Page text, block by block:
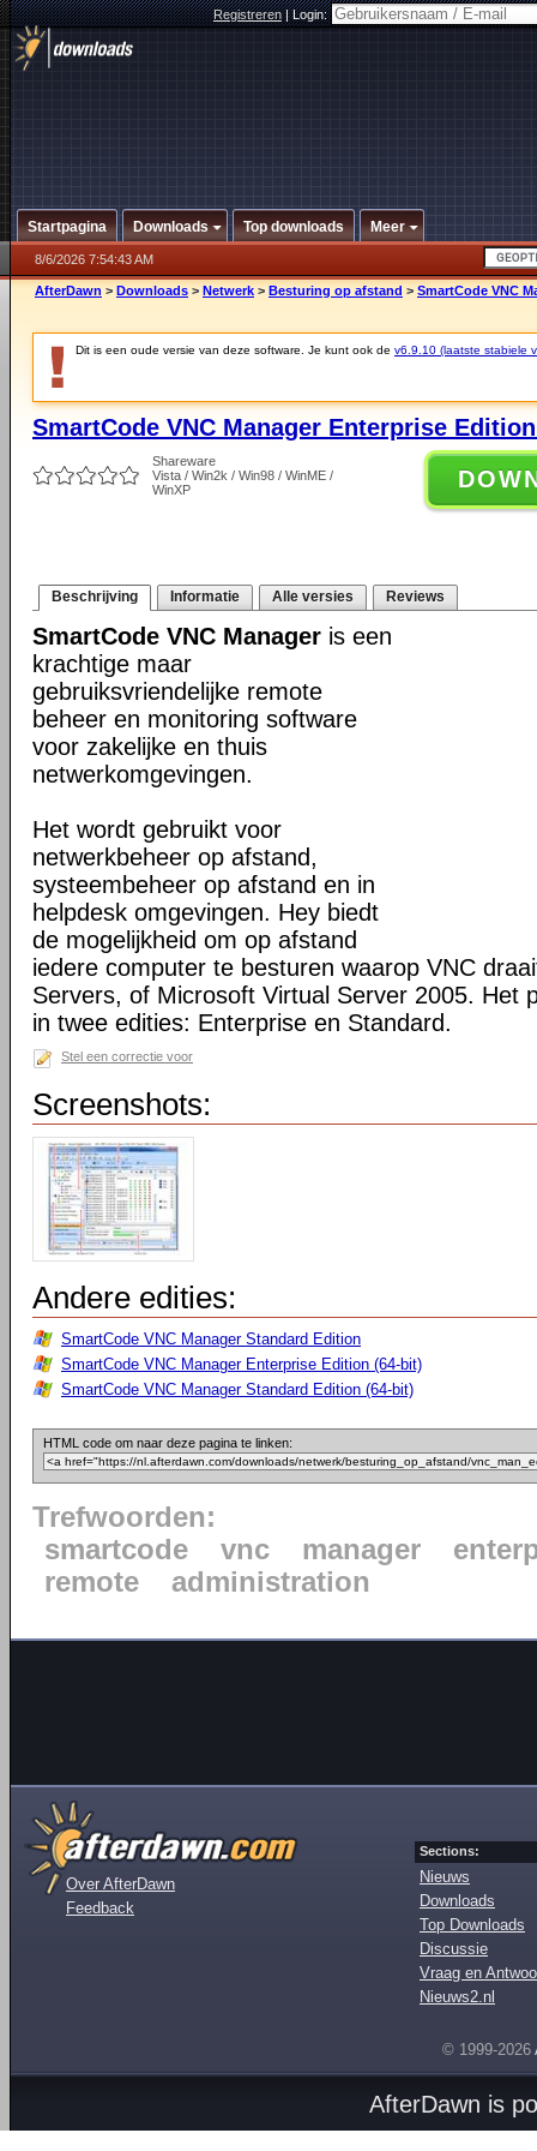
Registreren|Login:
Startpagina Downloads Top downloads Meer
8/6/2026 7:54:43 AM
AfterDawn > Downloads > Netwerk > Besturing op afstand > SmartCode VNC
Dit is een oude versie van deze software. Je kunt ook de v6.9.10 (laatste stabiele
SmartCode VNC Manager Enterprise
Shareware
Vista / Win2k / Win98 / WinME /
WinXP
Beschrijving Informatie Alle versies Reviews
SmartCode VNC Manager is een
krachtige maar
gebruiksvriendelijke remote
beheer en monitoring software
voor zakelijke en thuis
netwerkomgevingen.
Het wordt gebruikt voor
netwerkbeheer op afstand,
systeembeheer op afstand en in
helpdesk omgevingen. Hey biedt
de mogelijkheid om op afstand
iedere computer te besturen waarop VNC
Servers, of Microsoft Virtual Server 2005. Het
in twee edities: Enterprise en Standard.
Stel een correctie voor
Screenshots:
Andere edities:
SmartCode VNC Manager Standard Edition
SmartCode VNC Manager Enterprise Edition (64-bit)
SmartCode VNC Manager Standard Edition (64-bit)
HTML code om naar deze pagina te linken:
Trefwoorden:
smartcode
vnc manager
remote
administration
Over AfterDawn
Feedback
Sections:
Nieuws
Downloads
Top Downloads
Discussie
Vraag en
Nieuws2.nl
© 1999-2026
AfterDawn is